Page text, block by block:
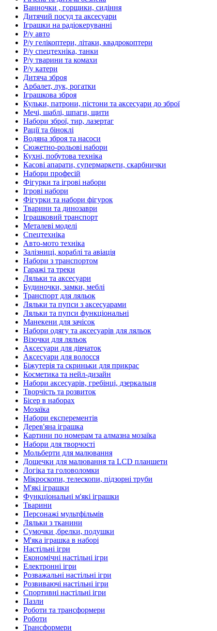
Ванночки , горщики, сидіння
Дитячий посуд та аксесуари
Іграшки на радіокеруванні
Р/у авто
Р/у гелікоптери, літаки, квадрокоптери
Р/у спецтехніка, танки
Р/у тварини та комахи
Р/у катери
Дитяча зброя
Арбалет, лук, рогатки
Іграшкова зброя
Кульки, патрони, пістони та аксесуари до зброї
Мечі, шаблі, шпаги, щити
Набори зброї, тир, лазертаг
Рації та біноклі
Водяна зброя та насоси
Сюжетно-рольові набори
Кухні, побутова техніка
Касові апарати, супермаркети, скарбнички
Набори професій
Фігурки та ігрові набори
Ігрові набори
Фігурки та набори фігурок
Тварини та динозаври
Іграшковий транспорт
Металеві моделі
Спецтехніка
Авто-мото техніка
Залізниці, кораблі та авіація
Набори з транспортом
Гаражі та треки
Ляльки та аксесуари
Будиночки, замки, меблі
Транспорт для ляльок
Ляльки та пупси з аксесуарами
Ляльки та пупси функціональні
Манекени для зачісок
Набори одягу та аксесуарів для ляльок
Візочки для ляльок
Аксесуари для дівчаток
Аксесуари для волосся
Біжутерія та скриньки для прикрас
Косметика та нейл-дизайн
Набори аксесуарів, гребінці, дзеркальця
Творчість та розвиток
Бісер в наборах
Мозаїка
Набори експерементів
Дерев'яна іграшка
Картини по номерам та алмазна мозаїка
Набори для творчості
Мольберти для малювання
Дощечки для малювання та LCD планшети
Логіка та головоломки
Мікроскопи, телескопи, підзорні труби
М'які іграшки
Функціональні м'які іграшки
Тварини
Персонажі мультфільмів
Ляльки з тканини
Сумочки ,брелки, подушки
М'яка іграшка в наборі
Настільні ігри
Економічні настільні ігри
Електронні ігри
Розважальні настільні ігри
Розвиваючі настільні ігри
Спортивні настільні ігри
Пазли
Роботи та трансформери
Роботи
Трансформери